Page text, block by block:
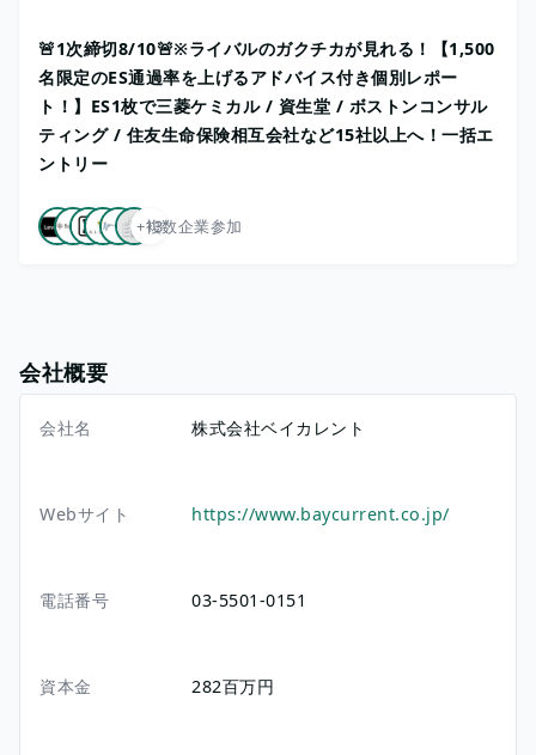
🚨1次締切8/10🚨※ライバルのガクチカが見れる！【1,500
名限定のES通過率を上げるアドバイス付き個別レポー
ト！】ES1枚で三菱ケミカル / 資生堂 / ボストンコンサル
ティング / 住友生命保険相互会社など15社以上へ！一括エ
ントリー
+13
複数企業参加
会社概要
会社名 株式会社ベイカレント
Webサイト https://www.baycurrent.co.jp/
電話番号 03-5501-0151
資本金 282百万円